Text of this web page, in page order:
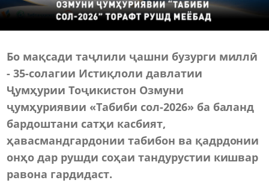
Бо мақсади таҷлили ҷашни бузурги миллӣ
- 35-солагии Истиқлоли давлатии
Ҷумҳурии Тоҷикистон Озмуни
ҷумҳуриявии «Табиби сол-2026» ба баланд
бардоштани сатҳи касбият,
ҳавасмандгардонии табибон ва қадрдонии
онҳо дар рушди соҳаи тандурустии кишвар
равона гардидаст.